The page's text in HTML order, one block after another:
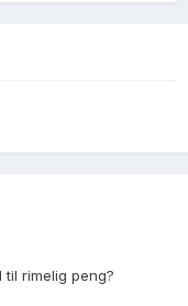
rimelig peng?